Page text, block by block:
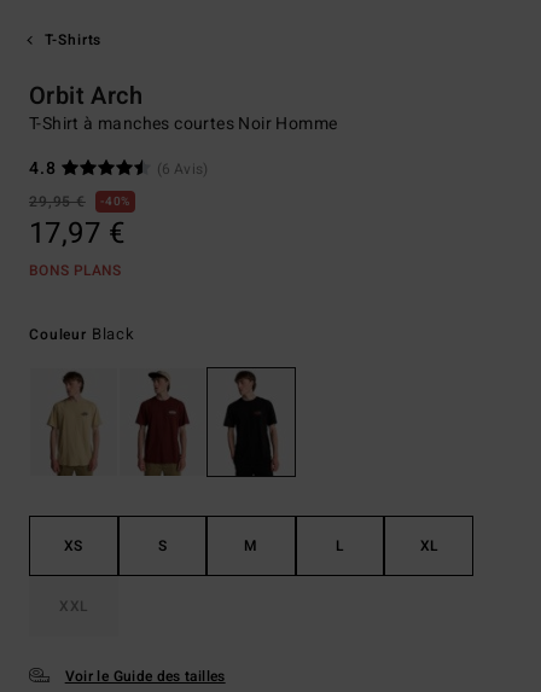
T-Shirts
Orbit Arch
T-Shirt à manches courtes Noir Homme
4.8
(6 Avis)
29,95 €
40%
17,97 €
BONS PLANS
Couleur Black
XS S M L XL
XXL
Voir le Guide des tailles